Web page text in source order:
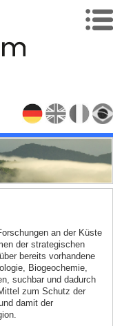
an der Küste
der strategischen
bereits vorhandene
Biogeochemie,
suchbar und dadurch
zum Schutz der
damit der